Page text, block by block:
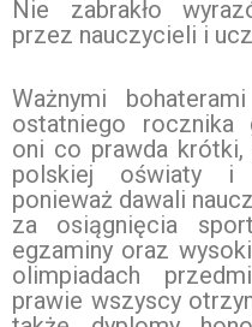
Nie zabrakło
przez nauczycieli i
Ważnymi
ostatniego rocznika
oni co prawda
polskiej oświaty i
ponieważ dawali
za osiągnięcia
egzaminy oraz
olimpiadach
prawie wszyscy